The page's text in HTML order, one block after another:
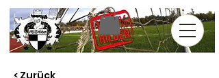
< Zurück